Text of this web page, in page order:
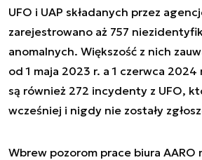
UFO i UAP składanych przez
zarejestrowano aż 757
anomalnych. Większość z nich
od 1 maja 2023 r. a 1 czerwca
są również 272 incydenty z UFO,
wcześniej i nigdy nie zostały
Wbrew pozorom prace biura AARO